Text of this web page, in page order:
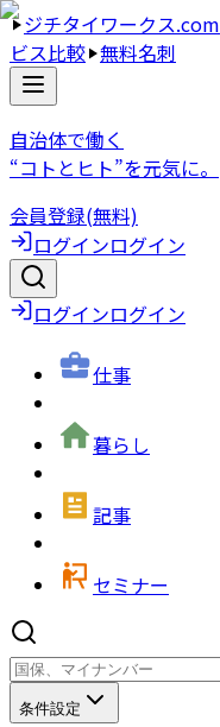
ジチタイワークス.com
ビス比較 無料名刺
自治体で働く
“コトとヒト”を元気に。
会員登録(無料)
ログインログイン
ログインログイン
仕事
暮らし
記事
セミナー
条件設定